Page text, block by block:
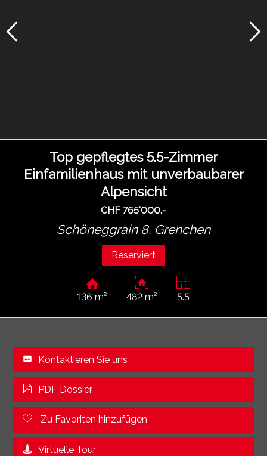
Top gepflegtes 5.5-Zimmer
Einfamilienhaus mit unverbaubarer
Alpensicht
CHF 765'000.-
Schöneggrain 8, Grenchen
Reserviert
136 m² 482 m² 5.5
Kontaktieren Sie uns
PDF Dossier
Zu Favoriten hinzufügen
Virtuelle Tour